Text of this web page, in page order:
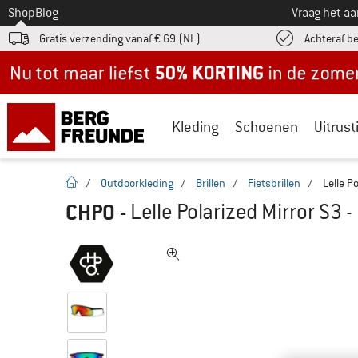
Naar
ShopBlog Vraag het
Gratis verzending vanaf € 69 (NL) Achteraf
Kleding Schoenen
Startpagina
/ Outdoorkleding / Brillen / Fietsbrillen / Lelle
CHPO - Lelle Polarized Mirror S3